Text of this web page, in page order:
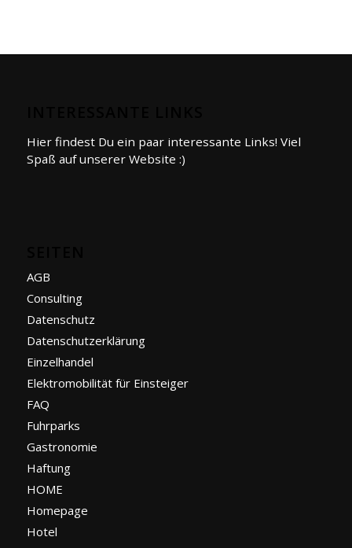
Hier findest Du ein paar interessante Links! Viel
Spaß auf unserer Website :)
AGB
Consulting
Datenschutz
Datenschutzerklärung
Einzelhandel
Elektromobilität für Einsteiger
FAQ
Fuhrparks
Gastronomie
Haftung
HOME
Homepage
Hotel